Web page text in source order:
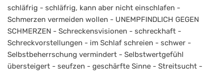
schläfrig - schläfrig, kann aber nicht einschlafen -
Schmerzen vermeiden wollen - UNEMPFINDLICH GEGEN
SCHMERZEN - Schreckensvisionen - schreckhaft -
Schreckvorstellungen - im Schlaf schreien - schwer -
Selbstbeherrschung vermindert - Selbstwertgefühl
übersteigert - seufzen - geschärfte Sinne - Streitsucht -